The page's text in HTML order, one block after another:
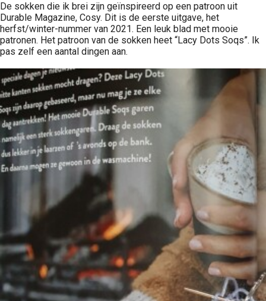
De sokken die ik brei zijn geïnspireerd op een patroon uit
Durable Magazine, Cosy. Dit is de eerste uitgave, het
herfst/winter-nummer van 2021. Een leuk blad met mooie
patronen. Het patroon van de sokken heet “Lacy Dots Soqs”. Ik
pas zelf een aantal dingen aan.